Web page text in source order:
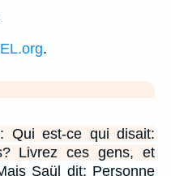
.
Qui est-ce qui disait:
Livrez ces gens, et
Saül dit: Personne